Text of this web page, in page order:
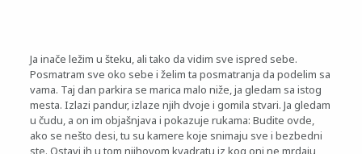
Ja inače ležim u šteku, ali tako da vidim sve ispred sebe.
Posmatram sve oko sebe i želim ta posmatranja da podelim sa
vama. Taj dan parkira se marica malo niže, ja gledam sa istog
mesta. Izlazi pandur, izlaze njih dvoje i gomila stvari. Ja gledam
u čudu, a on im objašnjava i pokazuje rukama: Budite ovde,
ako se nešto desi, tu su kamere koje snimaju sve i bezbedni
ste. Ostavi ih u tom njihovom kvadratu iz kog oni ne mrdaju,